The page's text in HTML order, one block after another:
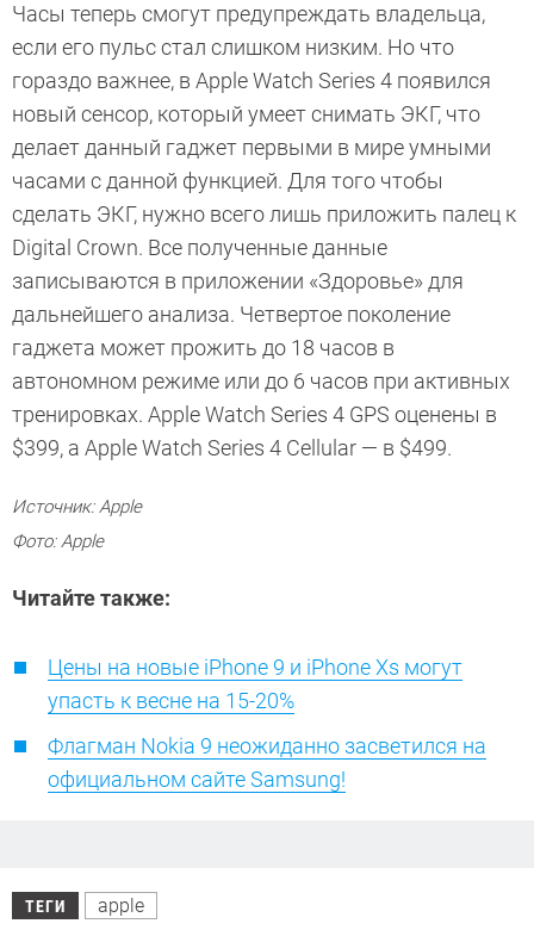
Часы теперь смогут предупреждать владельца,
если его пульс стал слишком низким. Но что
гораздо важнее, в Apple Watch Series 4 появился
новый сенсор, который умеет снимать ЭКГ, что
делает данный гаджет первыми в мире умными
часами с данной функцией. Для того чтобы
сделать ЭКГ, нужно всего лишь приложить палец к
Digital Crown. Все полученные данные
записываются в приложении «Здоровье» для
дальнейшего анализа. Четвертое поколение
гаджета может прожить до 18 часов в
автономном режиме или до 6 часов при активных
тренировках. Apple Watch Series 4 GPS оценены в
$399, а Apple Watch Series 4 Cellular — в $499.
Источник: Apple
Фото: Apple
Читайте также:
Цены на новые iPhone 9 и iPhone Xs могут
упасть к весне на 15-20%
Флагман Nokia 9 неожиданно засветился на
официальном сайте Samsung!
ТЕГИ apple